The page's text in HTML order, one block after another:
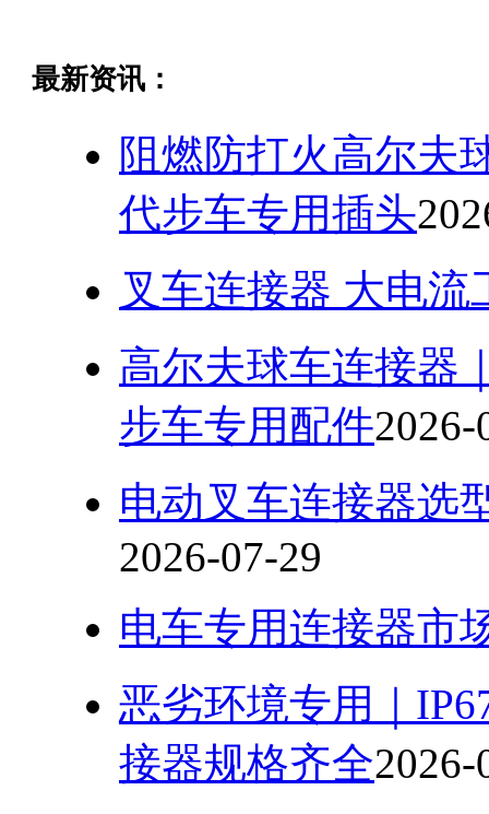
最新资讯：
阻燃防打火高尔夫
代步车专用插头
叉车连接器 大电流
高尔夫球车连接器
步车专用配件2026-
电动叉车连接器选
2026-07-29
电车专用连接器市
恶劣环境专用｜
接器规格齐全2026-